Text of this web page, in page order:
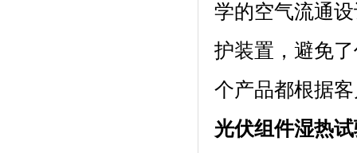
学的空气流通设计
护装置，避
个产品都根据客户
光伏组件湿热试